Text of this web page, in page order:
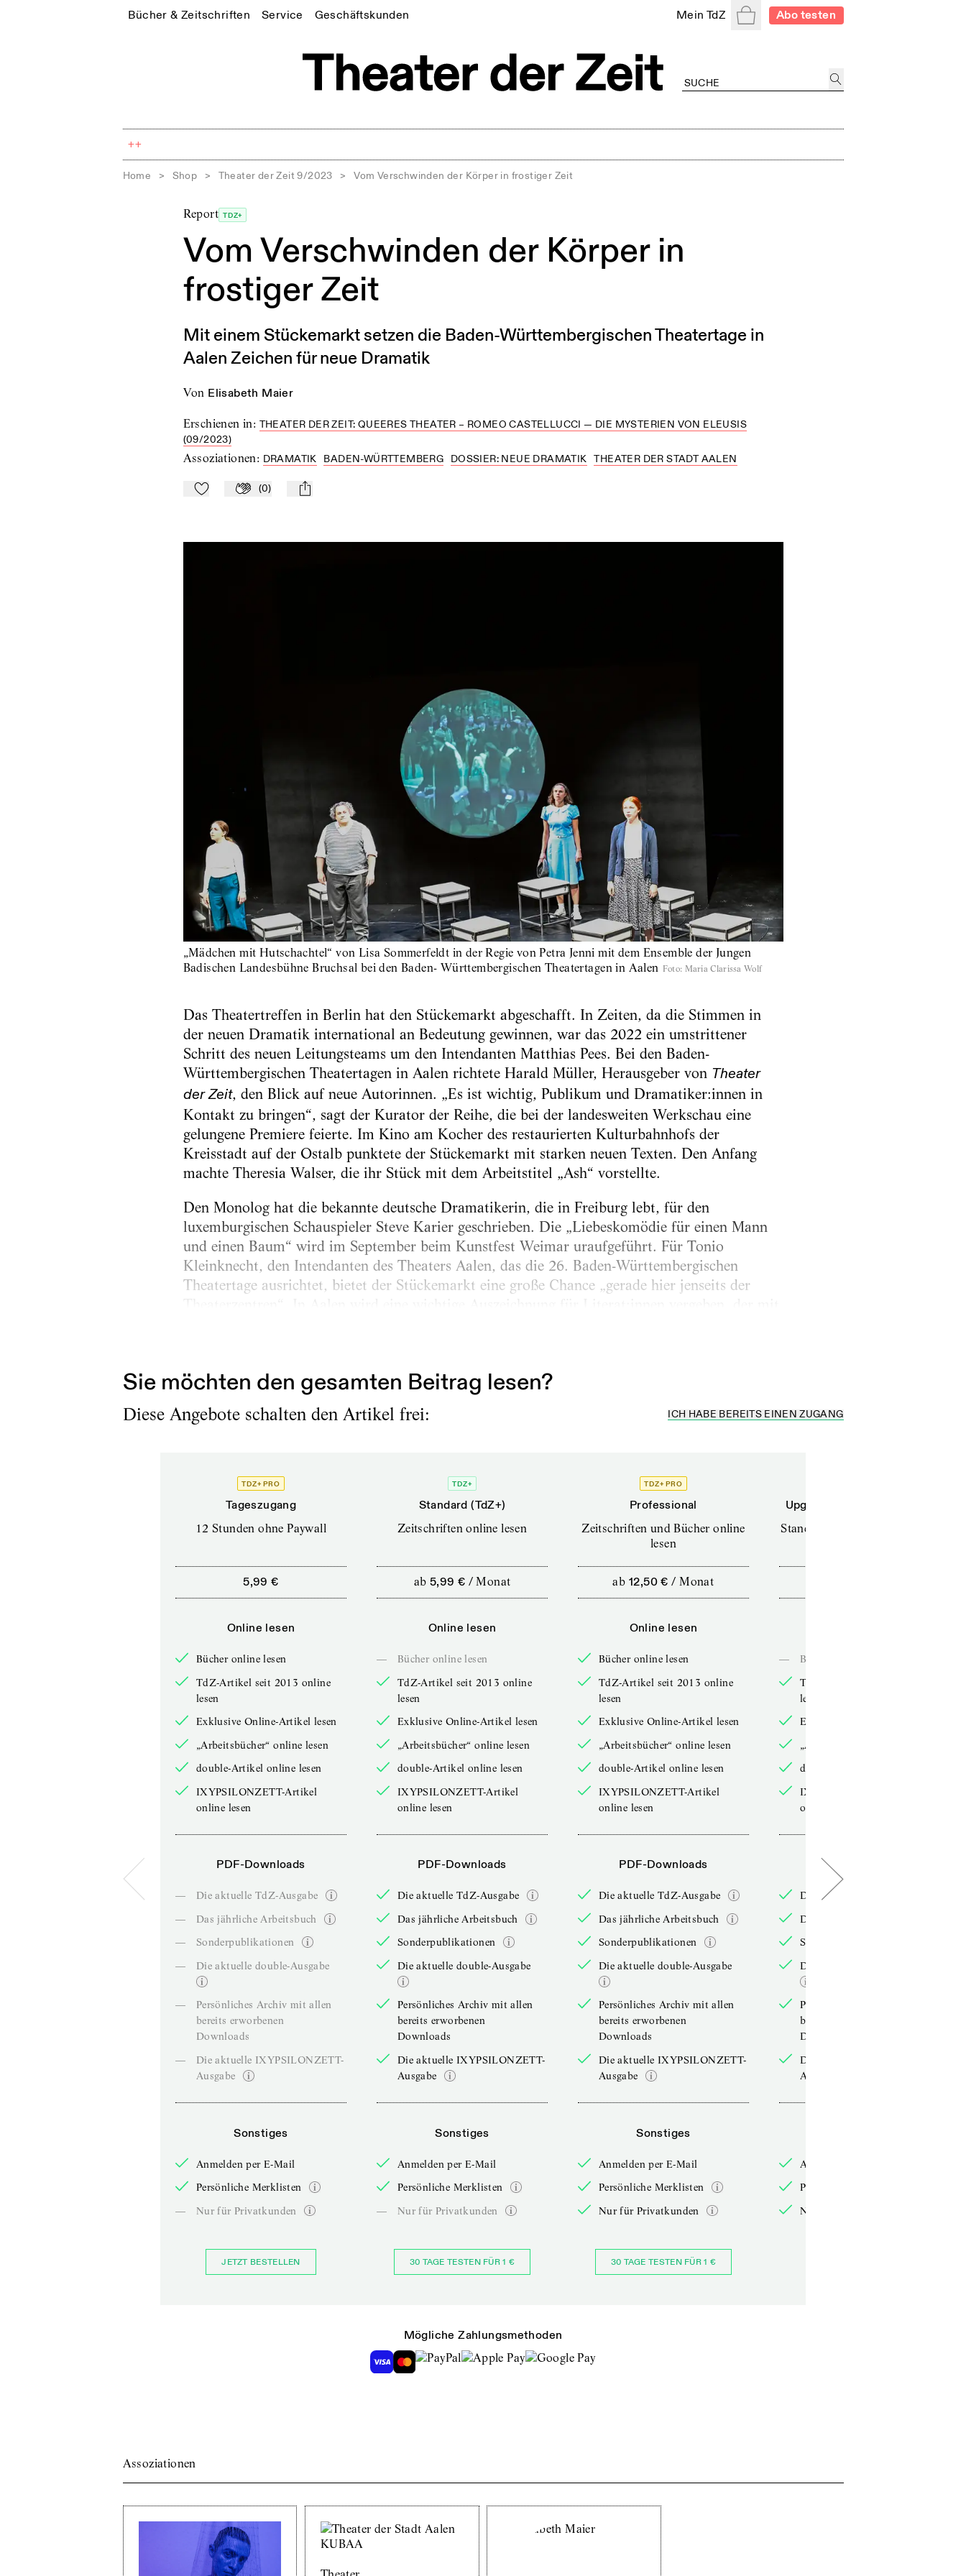
Bücher & Zeitschriften Service Geschäftskunden Mein TdZ WarenkorbAbo testen
++
Home > Shop > Theater der Zeit 9/2023 > Vom Verschwinden der Körper in frostiger Zeit
Report TDZ+
Vom Verschwinden der Körper in
frostiger Zeit
Mit einem Stückemarkt setzen die Baden-Württembergischen Theatertage in
Aalen Zeichen für neue Dramatik
von Elisabeth Maier
Erschienen in: THEATER DER ZEIT: QUEERES THEATER – ROMEO CASTELLUCCI — DIE MYSTERIEN VON ELEUSIS
(09/2023)
Assoziationen: DRAMATIK BADEN-WÜRTTEMBERG DOSSIER: NEUE DRAMATIK THEATER DER STADT AALEN
Zu Mein-TdZ hinzufügen
Applaudieren
(0) mail
„Mädchen mit Hutschachtel“ von Lisa Sommerfeldt in der Regie von Petra Jenni mit dem Ensemble der Jungen
Badischen Landesbühne Bruchsal bei den Baden- Württembergischen Theatertagen in Aalen Foto: Maria Clarissa Wolf
Das Theatertreffen in Berlin hat den Stückemarkt abgeschafft. In Zeiten, da die Stimmen in
der neuen Dramatik international an Bedeutung gewinnen, war das 2022 ein umstrittener
Schritt des neuen Leitungsteams um den Intendanten Matthias Pees. Bei den Baden-
Württembergischen Theatertagen in Aalen richtete Harald Müller, Herausgeber von Theater
der Zeit, den Blick auf neue Autorinnen. „Es ist wichtig, Publikum und Dramatiker:innen in
Kontakt zu bringen“, sagt der Kurator der Reihe, die bei der landesweiten Werkschau eine
gelungene Premiere feierte. Im Kino am Kocher des restaurierten Kulturbahnhofs der
Kreisstadt auf der Ostalb punktete der Stückemarkt mit starken neuen Texten. Den Anfang
machte Theresia Walser, die ihr Stück mit dem Arbeitstitel „Ash“ vorstellte.
Den Monolog hat die bekannte deutsche Dramatikerin, die in Freiburg lebt, für den
luxemburgischen Schauspieler Steve Karier geschrieben. Die „Liebeskomödie für einen Mann
und einen Baum“ wird im September beim Kunstfest Weimar uraufgeführt. Für Tonio
Kleinknecht, den Intendanten des Theaters Aalen, das die 26. Baden-Württembergischen
Theatertage ausrichtet, bietet der Stückemarkt eine große Chance „gerade hier jenseits der
Sie möchten den gesamten Beitrag lesen?
Diese Angebote schalten den Artikel frei: ICH HABE BEREITS EINEN ZUGANG
TDZ+ PRO
Tageszugang
12 Stunden ohne Paywall
5,99 €
Online lesen
Bücher online lesen
TdZ-Artikel seit 2013 online
lesen
Exklusive Online-Artikel lesen
„Arbeitsbücher“ online lesen
double-Artikel online lesen
IXYPSILONZETT-Artikel
online lesen
PDF-Downloads
—
Die aktuelle TdZ-Ausgabe
—
Das jährliche Arbeitsbuch
—
Sonderpublikationen
—
Die aktuelle double-Ausgabe
—
Persönliches Archiv mit allen
bereits erworbenen
Downloads
—
Die aktuelle IXYPSILONZETT-
Ausgabe
Sonstiges
Anmelden per E-Mail
Persönliche Merklisten
—
Nur für Privatkunden
JETZT BESTELLEN
TDZ+
Standard (TdZ+)
Zeitschriften online lesen
ab 5,99 € /Monat
Online lesen
—
Bücher online lesen
TdZ-Artikel seit 2013 online
lesen
Exklusive Online-Artikel lesen
„Arbeitsbücher“ online lesen
double-Artikel online lesen
IXYPSILONZETT-Artikel
online lesen
PDF-Downloads
Die aktuelle TdZ-Ausgabe
Das jährliche Arbeitsbuch
Sonderpublikationen
Die aktuelle double-Ausgabe
Persönliches Archiv mit allen
bereits erworbenen
Downloads
Die aktuelle IXYPSILONZETT-
Ausgabe
Sonstiges
Anmelden per E-Mail
Persönliche Merklisten
—
Nur für Privatkunden
30 TAGE TESTEN FÜR 1 €
TDZ+ PRO
Professional
Zeitschriften und Bücher online
lesen
ab 12,50 € /Monat
Online lesen
Bücher online lesen
TdZ-Artikel seit 2013 online
lesen
Exklusive Online-Artikel lesen
„Arbeitsbücher“ online lesen
double-Artikel online lesen
IXYPSILONZETT-Artikel
online lesen
PDF-Downloads
Die aktuelle TdZ-Ausgabe
Das jährliche Arbeitsbuch
Sonderpublikationen
Die aktuelle double-Ausgabe
Persönliches Archiv mit allen
bereits erworbenen
Downloads
Die aktuelle IXYPSILONZETT-
Ausgabe
Sonstiges
Anmelden per E-Mail
Persönliche Merklisten
Nur für Privatkunden
30 TAGE TESTEN FÜR 1 €
Upgrade für Printabonnenten
Standard (TdZ+) – Zeitschriften
—
Bücher online lesen
TdZ-Artikel seit 2013 online
lesen
Exklusive Online-Artikel lesen
„Arbeitsbücher“ online lesen
double-Artikel online lesen
IXYPSILONZETT-Artikel
online lesen
PDF-Downloads
Die aktuelle TdZ-Ausgabe
Das jährliche Arbeitsbuch
Sonderpublikationen
Die aktuelle double-Ausgabe
Persönliches Archiv mit allen
bereits erworbenen
Downloads
Die aktuelle IXYPSILONZETT-
Ausgabe
Anmelden per E-Mail
Persönliche Merklisten
Nur für Privatkunden
Mögliche Zahlungsmethoden
Assoziationen